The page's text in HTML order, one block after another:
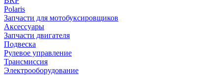
Polaris
Запчасти для мотобуксировщиков
Аксессуары
Запчасти двигателя
Подвеска
Рулевое управление
Трансмиссия
Электрооборудование